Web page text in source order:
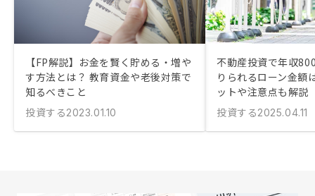
【FP解説】お金を賢く貯める・増や
す方法とは？ 教育資金や老後対策で
知るべきこと
投資する2023.01.10
不動産投資で年収
りられるローン金額
ットや注意点も解説
投資する2025.04.11